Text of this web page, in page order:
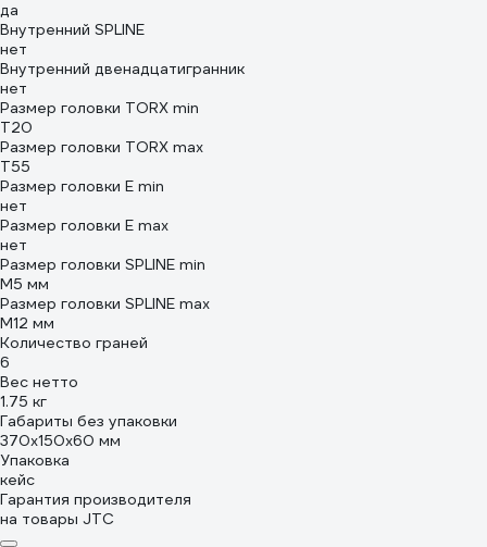
да
Внутренний SPLINE
нет
Внутренний двенадцатигранник
нет
Размер головки TORX min
T20
Размер головки TORX max
T55
Размер головки E min
нет
Размер головки E max
нет
Размер головки SPLINE min
M5 мм
Размер головки SPLINE max
M12 мм
Количество граней
6
Вес нетто
1.75 кг
Габариты без упаковки
370x150x60 мм
Упаковка
кейс
Гарантия производителя
на товары JTC